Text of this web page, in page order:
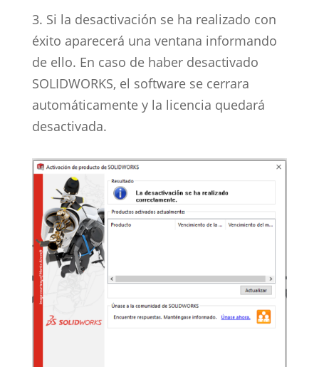
3. Si la desactivación se ha realizado con
éxito aparecerá una ventana informando
de ello. En caso de haber desactivado
SOLIDWORKS, el software se cerrara
automáticamente y la licencia quedará
desactivada.